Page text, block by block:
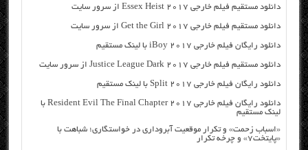
دانلود مستقیم فیلم خارجی Essex Heist 2017 از سرور سایت
دانلود مستقیم فیلم خارجی Get the Girl 2017 از سرور سایت
دانلود رایگان فیلم خارجی iBoy 2017 با لینک مستقیم
دانلود مستقیم فیلم خارجی Justice League Dark 2017 از سرور سایت
دانلود رایگان فیلم خارجی Split 2017 با لینک مستقیم
دانلود رایگان فیلم خارجی Resident Evil The Final Chapter 2017 با
لینک مستقیم
«اسباب زحمت» و تکرار موقعیت آبروداری در خواستگاری؛ شباهت با
«پایتخت۷» و چرخه تکرار